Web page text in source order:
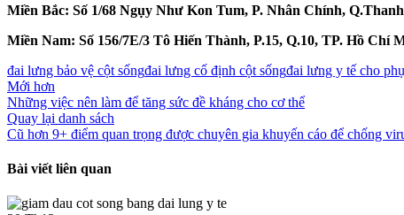
Miền Bắc: Số 1/68 Ngụy Như Kon Tum, P. Nhân Chính,
Miền Nam: Số 156/7E/3 Tô Hiến Thành, P.15, Q.10, TP. Hồ Chí
đai lưng bảo vệ cột sốngđai lưng cố định cột sốngđai lưng y tế cho
Mới hơn
Những việc nên làm để tăng sức đề kháng cho cơ thể
Quay lại danh sách
Cũ hơn 9+ điểm quan trọng được chuyên gia khuyến cáo để chống
Bài viết liên quan